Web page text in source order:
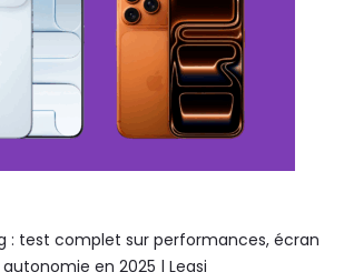
: test complet sur performances, écran
en 2025 | Leasi